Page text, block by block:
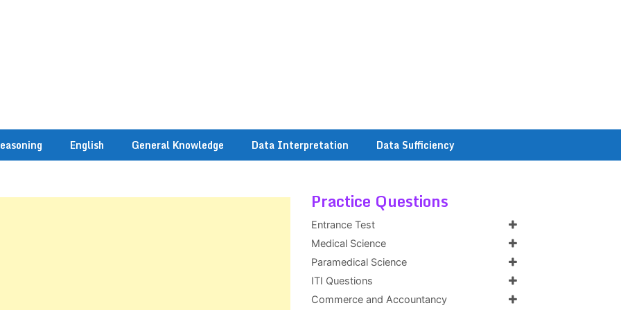
English General Knowledge Data Interpretation Data Sufficiency
Practice Questions
Entrance Test
Medical Science
Paramedical Science
ITI Questions
Commerce and Accountancy